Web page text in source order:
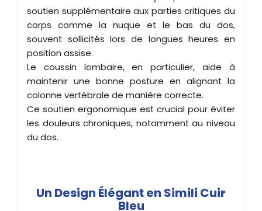
soutien supplémentaire aux parties critiques du
corps comme la nuque et le bas du dos,
souvent sollicités lors de longues heures en
position assise.
Le coussin lombaire, en particulier, aide à
maintenir une bonne posture en alignant la
colonne vertébrale de manière correcte.
Ce soutien ergonomique est crucial pour éviter
les douleurs chroniques, notamment au niveau
du dos.
Un Design Élégant en Simili Cuir
Bleu